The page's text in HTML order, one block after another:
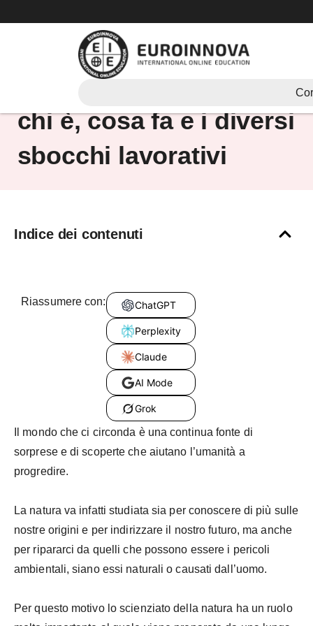
al
Scienziato della natura:
chi è, cosa fa e i diversi
sbocchi lavorativi
Indice dei contenuti
Riassumere con: ChatGPT
Perplexity
Claude
AI Mode
Grok
Il mondo che ci circonda è una continua fonte di
sorprese e di scoperte che aiutano l’umanità a
progredire.
La natura va infatti studiata sia per conoscere di più sulle
nostre origini e per indirizzare il nostro futuro, ma anche
per ripararci da quelli che possono essere i pericoli
ambientali, siano essi naturali o causati dall’uomo.
Per questo motivo lo scienziato della natura ha un ruolo